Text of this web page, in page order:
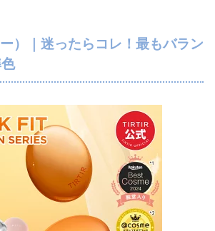
）｜迷ったらコレ！最もバラン